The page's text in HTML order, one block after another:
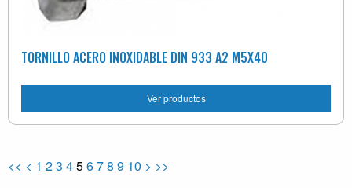
TORNILLO ACERO INOXIDABLE DIN 933 A2 M5X40
Ver productos
<< < 1 23 45678 9 10 > >>